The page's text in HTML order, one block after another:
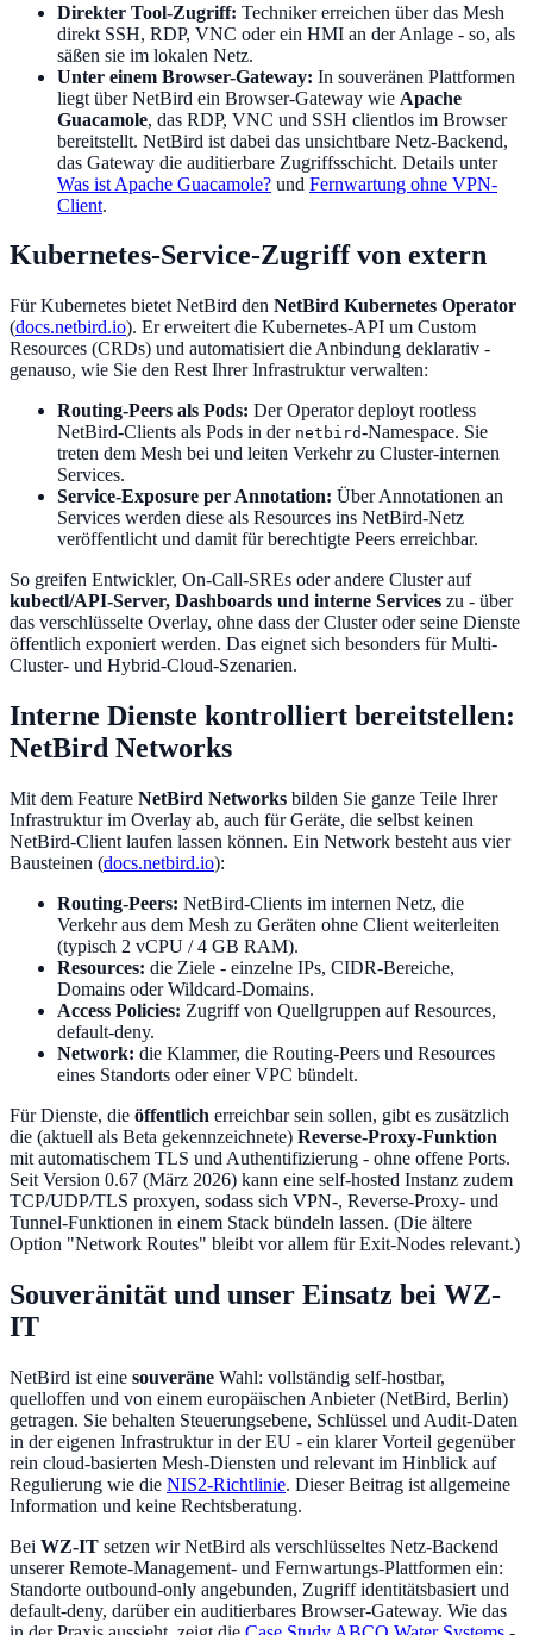
Direkter Tool-Zugriff: Techniker erreichen über das Mesh
direkt SSH, RDP, VNC oder ein HMI an der Anlage - so, als
säßen sie im lokalen Netz.
Unter einem Browser-Gateway: In souveränen Plattformen
liegt über NetBird ein Browser-Gateway wie Apache
Guacamole, das RDP, VNC und SSH clientlos im Browser
bereitstellt. NetBird ist dabei das unsichtbare Netz-Backend,
das Gateway die auditierbare Zugriffsschicht. Details unter
Was ist Apache Guacamole? und Fernwartung ohne VPN-
Client.
Kubernetes-Service-Zugriff von extern
Für Kubernetes bietet NetBird den NetBird Kubernetes Operator
(docs.netbird.io). Er erweitert die Kubernetes-API um Custom
Resources (CRDs) und automatisiert die Anbindung deklarativ -
genauso, wie Sie den Rest Ihrer Infrastruktur verwalten:
Routing-Peers als Pods: Der Operator deployt rootless
NetBird-Clients als Pods in der netbird-Namespace. Sie
treten dem Mesh bei und leiten Verkehr zu Cluster-internen
Services.
Service-Exposure per Annotation: Über Annotationen an
Services werden diese als Resources ins NetBird-Netz
veröffentlicht und damit für berechtigte Peers erreichbar.
So greifen Entwickler, On-Call-SREs oder andere Cluster auf
kubectl/API-Server, Dashboards und interne Services zu - über
das verschlüsselte Overlay, ohne dass der Cluster oder seine Dienste
öffentlich exponiert werden. Das eignet sich besonders für Multi-
Cluster- und Hybrid-Cloud-Szenarien.
Interne Dienste kontrolliert bereitstellen:
NetBird Networks
Mit dem Feature NetBird Networks bilden Sie ganze Teile Ihrer
Infrastruktur im Overlay ab, auch für Geräte, die selbst keinen
NetBird-Client laufen lassen können. Ein Network besteht aus vier
Bausteinen (docs.netbird.io):
Routing-Peers: NetBird-Clients im internen Netz, die
Verkehr aus dem Mesh zu Geräten ohne Client weiterleiten
(typisch 2 vCPU / 4 GB RAM).
Resources: die Ziele - einzelne IPs, CIDR-Bereiche,
Domains oder Wildcard-Domains.
Access Policies: Zugriff von Quellgruppen auf Resources,
default-deny.
Network: die Klammer, die Routing-Peers und Resources
eines Standorts oder einer VPC bündelt.
Für Dienste, die öffentlich erreichbar sein sollen, gibt es zusätzlich
die (aktuell als Beta gekennzeichnete) Reverse-Proxy-Funktion
mit automatischem TLS und Authentifizierung - ohne offene Ports.
Seit Version 0.67 (März 2026) kann eine self-hosted Instanz zudem
TCP/UDP/TLS proxyen, sodass sich VPN-, Reverse-Proxy- und
Tunnel-Funktionen in einem Stack bündeln lassen. (Die ältere
Option "Network Routes" bleibt vor allem für Exit-Nodes relevant.)
Souveränität und unser Einsatz bei WZ-
IT
NetBird ist eine souveräne Wahl: vollständig self-hostbar,
quelloffen und von einem europäischen Anbieter (NetBird, Berlin)
getragen. Sie behalten Steuerungsebene, Schlüssel und Audit-Daten
in der eigenen Infrastruktur in der EU - ein klarer Vorteil gegenüber
rein cloud-basierten Mesh-Diensten und relevant im Hinblick auf
Regulierung wie die NIS2-Richtlinie. Dieser Beitrag ist allgemeine
Information und keine Rechtsberatung.
Bei WZ-IT setzen wir NetBird als verschlüsseltes Netz-Backend
unserer Remote-Management- und Fernwartungs-Plattformen ein:
Standorte outbound-only angebunden, Zugriff identitätsbasiert und
default-deny, darüber ein auditierbares Browser-Gateway. Wie das